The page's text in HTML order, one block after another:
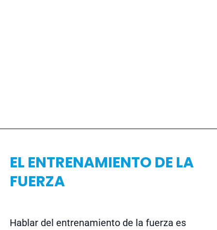
EL ENTRENAMIENTO DE LA
FUERZA
Hablar del entrenamiento de la fuerza es